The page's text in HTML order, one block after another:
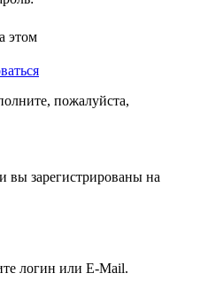
этом
пожалуйста,
вы зарегистрированы на
логин или E-Mail.